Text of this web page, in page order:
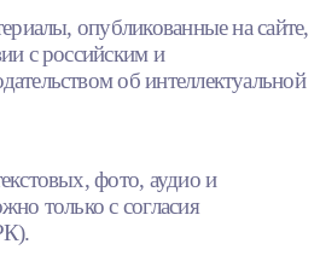
опубликованные на сайте,
с российским и
об интеллектуальной
фото, аудио и
только с согласия